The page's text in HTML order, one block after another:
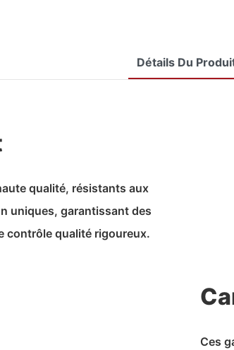
Détails Du
qualité, résistants aux
uniques, garantissant des
contrôle qualité rigoureux.
Ces